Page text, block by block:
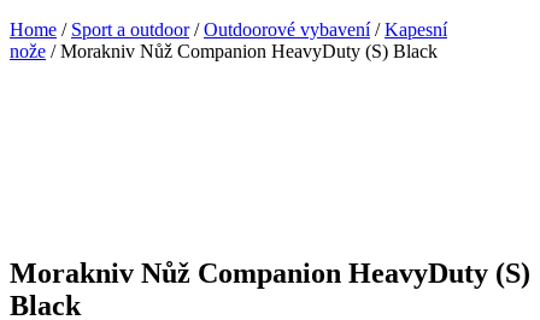
Home / Sport a outdoor/Outdoorové vybavení/Kapesní
nože / Morakniv Nůž Companion HeavyDuty (S) Black
Morakniv Nůž Companion HeavyDuty (S)
Black